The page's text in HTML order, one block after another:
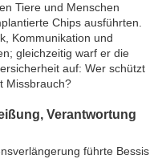
Tiere und Menschen
Chips ausführten.
Kommunikation und
gleichzeitig warf er die
auf: Wer schützt
Missbrauch?
Verantwortung
führte Bessis